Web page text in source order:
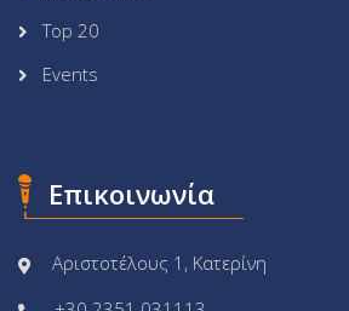
Top 20
Events
Επικοινωνία
Αριστοτέλους 1, Κατερίνη